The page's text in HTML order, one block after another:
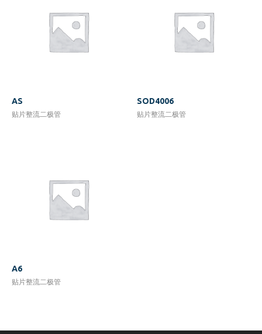
AS
贴片整流二极管
SOD4006
贴片整流二极管
A6
贴片整流二极管